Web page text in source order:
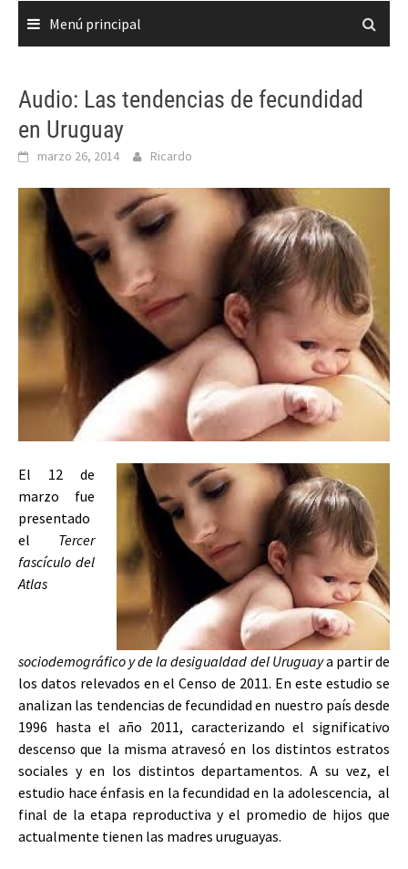
Menú principal
Audio: Las tendencias de fecundidad
en Uruguay
marzo 26, 2014 Ricardo
El 12 de
marzo fue
presentado
el Tercer
fascículo del
Atlas
sociodemográfico y de la desigualdad del Uruguaya partir de
los datos relevados en el Censo de 2011. En este estudio se
analizan las tendencias de fecundidad en nuestro país desde
1996 hasta el año 2011, caracterizando el significativo
descenso que la misma atravesó en los distintos estratos
sociales y en los distintos departamentos. A su vez, el
estudio hace énfasis en la fecundidad en la adolescencia, al
final de la etapa reproductiva y el promedio de hijos que
actualmente tienen las madres uruguayas.